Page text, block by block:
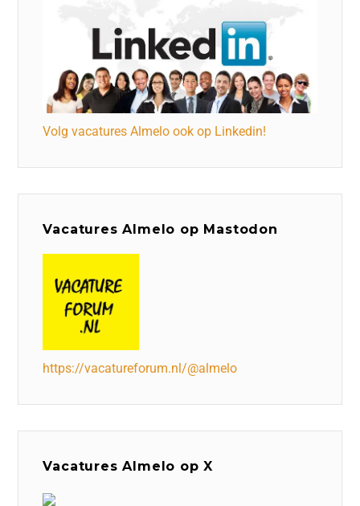
Volg vacatures Almelo ook op Linkedin!
Vacatures Almelo op Mastodon
https://vacatureforum.nl/@almelo
Vacatures Almelo op X